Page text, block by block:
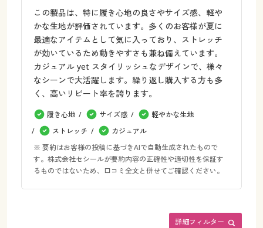
この製品は、特に履き心地の良さやサイズ感、軽や
かな生地が評価されています。多くのお客様が夏に
最適なアイテムとして気に入っており、ストレッチ
が効いているため動きやすさも兼ね備えています。
カジュアル yet スタイリッシュなデザインで、様々
なシーンで大活躍します。繰り返し購入する方も多
く、高いリピート率を誇ります。
履き心地 サイズ感
軽やかな生地
ストレッチ
カジュアル
※ 要約はお客様の投稿に基づきAIで自動生成されたもので
す。株式会社セシールが要約内容の正確性や適切性を保証す
るものではないため、口コミ全文と併せてご確認ください。
詳細フィルター